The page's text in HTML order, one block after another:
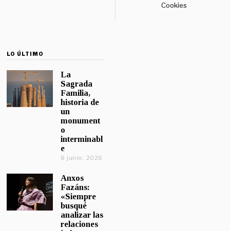
Cookies
LO ÚLTIMO
La
Sagrada
Familia,
historia de
un
monument
o
interminabl
e
8 junio, 2026
Anxos
Fazáns:
«Siempre
busqué
analizar las
relaciones